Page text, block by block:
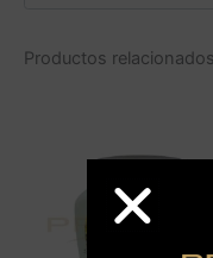
Productos relacionados